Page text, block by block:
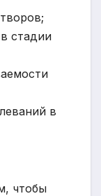
стадии
в
чтобы